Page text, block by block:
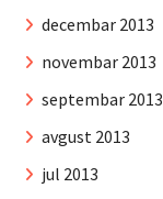
decembar 2013
novembar 2013
septembar 2013
avgust 2013
jul 2013